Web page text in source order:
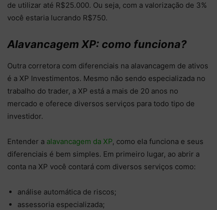
de utilizar até R$25.000. Ou seja, com a valorização de 3%
você estaria lucrando R$750.
Alavancagem XP: como funciona?
Outra corretora com diferenciais na alavancagem de ativos
é a XP Investimentos. Mesmo não sendo especializada no
trabalho do trader, a XP está a mais de 20 anos no
mercado e oferece diversos serviços para todo tipo de
investidor.
Entender a alavancagem da XP, como ela funciona e seus
diferenciais é bem simples. Em primeiro lugar, ao abrir a
conta na XP você contará com diversos serviços como:
análise automática de riscos;
assessoria especializada;